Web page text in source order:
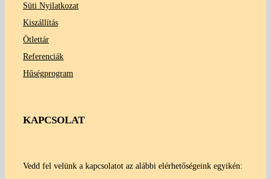
Süti Nyilatkozat
Kiszállítás
Ötlettár
Referenciák
Hűségprogram
KAPCSOLAT
Vedd fel velünk a kapcsolatot az alábbi elérhetőségeink egyikén: